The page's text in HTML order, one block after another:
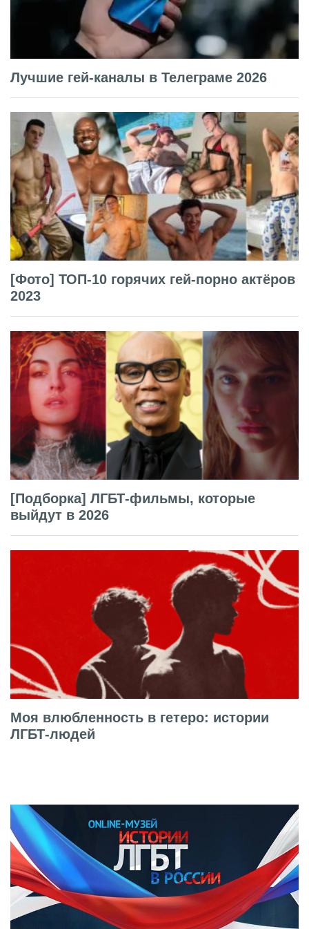
Лучшие гей-каналы в Телеграме 2026
[Фото] ТОП-10 горячих гей-порно актёров
2023
[Подборка] ЛГБТ-фильмы, которые
выйдут в 2026
Моя влюбленность в гетеро: истории
ЛГБТ-людей